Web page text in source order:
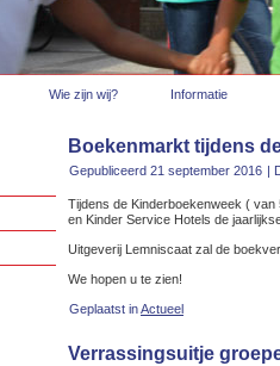
Wie zijn wij? Informatie
Boekenmarkt tijdens
Gepubliceerd 21 september 2016 |
Tijdens de Kinderboekenweek (
en Kinder Service Hotels de
Uitgeverij Lemniscaat zal de
We hopen u te zien!
Geplaatst inActueel
Verrassingsuitje